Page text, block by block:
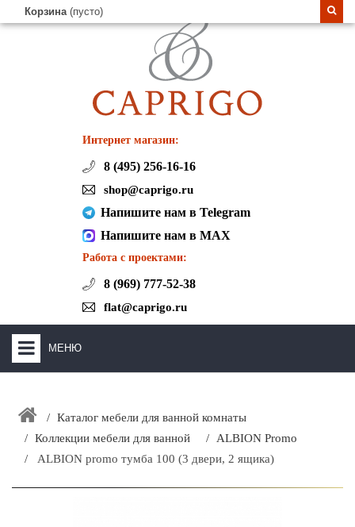
Корзина (пусто)
Интернет магазин:
8 (495) 256-16-16
shop@caprigo.ru
Напишите нам в Telegram
Напишите нам в MAX
Работа с проектами:
8 (969) 777-52-38
flat@caprigo.ru
МЕНЮ
ЗАКАЗАТЬ РАСЧЕТ КУХНИ CAPRIGO
+
Каталог мебели для ванной комнаты
Коллекции мебели для ванной
ALBION Promo
ALBION promo тумба 100 (3 двери, 2 ящика)